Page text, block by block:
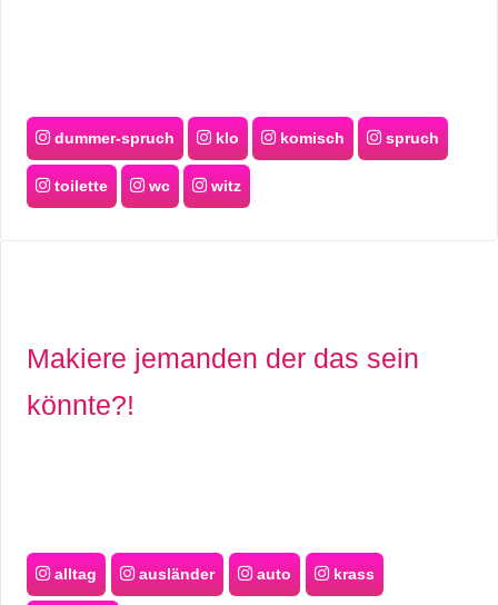
dummer-spruch klo komisch spruch
toilette wc witz
Makiere jemanden der das sein
könnte?!
alltag ausländer auto krass